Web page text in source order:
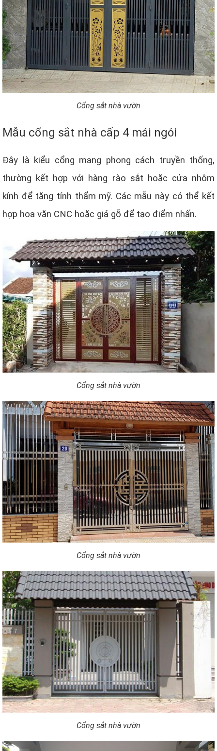
Cổng sắt nhà vườn
Mẫu cổng sắt nhà cấp 4 mái ngói
Đây là kiểu cổng mang phong cách truyền thống,
thường kết hợp với hàng rào sắt hoặc cửa nhôm
kính để tăng tính thẩm mỹ. Các mẫu này có thể kết
hợp hoa văn CNC hoặc giả gỗ để tạo điểm nhấn.
Cổng sắt nhà vườn
Cổng sắt nhà vườn
Cổng sắt nhà vườn